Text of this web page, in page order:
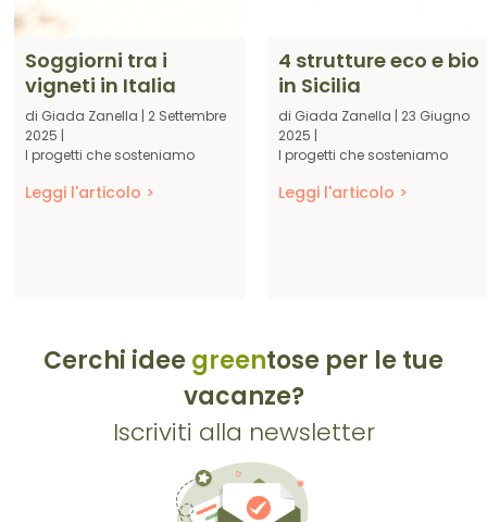
Soggiorni tra i
vigneti in Italia
di Giada Zanella | 2 Settembre
2025 |
I progetti che sosteniamo
Leggi l'articolo >
4 strutture eco e bio
in Sicilia
di Giada Zanella | 23 Giugno
2025 |
I progetti che sosteniamo
Leggi l'articolo >
Cerchi idee greentose per le tue
vacanze?
Iscriviti alla newsletter